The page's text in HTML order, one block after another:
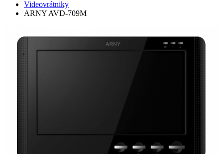
Videovrátniky
ARNY AVD-709M